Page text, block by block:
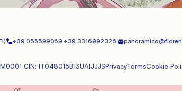
+39 055599069 +39 3316992326
CIN: IT048015B13UAIJJJSPrivacyTermsCookie